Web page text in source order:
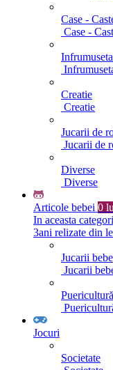
Case -
Case -
Creatie
Creatie
Jucarii de
Jucarii de
Diverse
Diverse
Articole bebei 0
In aceasta
3ani relizate din
Jucarii bebe
Jucarii
Puericultură
Jocuri
Societate